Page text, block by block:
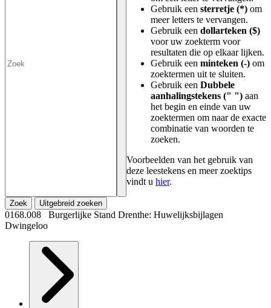
Gebruik een sterretje (*) om
meer letters te vervangen.
Gebruik een dollarteken ($)
voor uw zoekterm voor
resultaten die op elkaar lijken.
Gebruik een minteken (-) om
zoektermen uit te sluiten.
Gebruik een Dubbele
aanhalingstekens (" ") aan
het begin en einde van uw
zoektermen om naar de exacte
combinatie van woorden te
zoeken.
Voorbeelden van het gebruik van
deze leestekens en meer zoektips
vindt u hier.
Zoek Uitgebreid zoeken
0168.008 Burgerlijke Stand Drenthe: Huwelijksbijlagen
Dwingeloo